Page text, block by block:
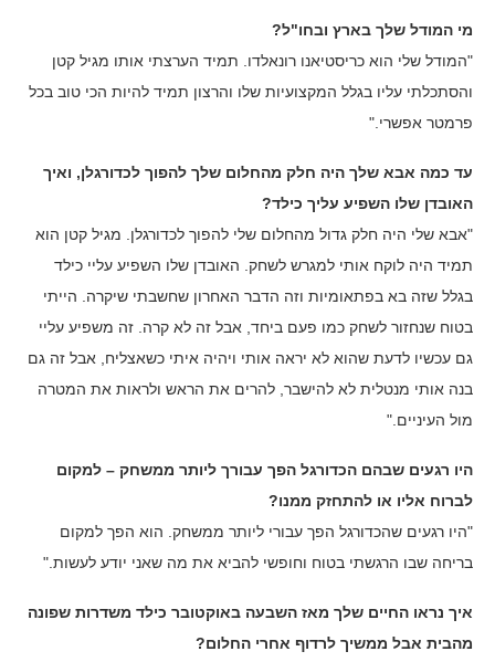
מי המודל שלך בארץ ובחו"ל?
"המודל שלי הוא כריסטיאנו רונאלדו. תמיד הערצתי אותו מגיל קטן
והסתכלתי עליו בגלל המקצועיות שלו והרצון תמיד להיות הכי טוב בכל
פרמטר אפשרי."
עד כמה אבא שלך היה חלק מהחלום שלך להפוך לכדורגלן, ואיך
האובדן שלו השפיע עליך כילד?
"אבא שלי היה חלק גדול מהחלום שלי להפוך לכדורגלן. מגיל קטן הוא
תמיד היה לוקח אותי למגרש לשחק. האובדן שלו השפיע עליי כילד
בגלל שזה בא בפתאומיות וזה הדבר האחרון שחשבתי שיקרה. הייתי
בטוח שנחזור לשחק כמו פעם ביחד, אבל זה לא קרה. זה משפיע עליי
גם עכשיו לדעת שהוא לא יראה אותי ויהיה איתי כשאצליח, אבל זה גם
בנה אותי מנטלית לא להישבר, להרים את הראש ולראות את המטרה
מול העיניים."
היו רגעים שבהם הכדורגל הפך עבורך ליותר ממשחק – למקום
לברוח אליו או להתחזק ממנו?
"היו רגעים שהכדורגל הפך עבורי ליותר ממשחק. הוא הפך למקום
בריחה שבו הרגשתי בטוח וחופשי להביא את מה שאני יודע לעשות."
איך נראו החיים שלך מאז השבעה באוקטובר כילד משדרות שפונה
מהבית אבל ממשיך לרדוף אחרי החלום?